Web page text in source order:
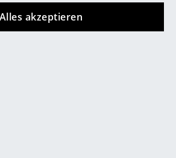
Alles akzeptieren
0341 2222 88 10